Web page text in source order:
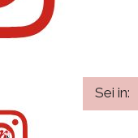
Sei in: